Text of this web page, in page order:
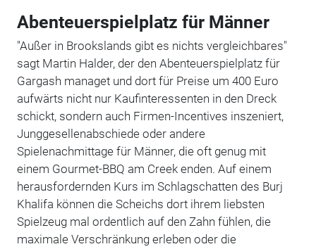
Abenteuerspielplatz für Männer
"Außer in Brookslands gibt es nichts vergleichbares"
sagt Martin Halder, der den Abenteuerspielplatz für
Gargash managet und dort für Preise um 400 Euro
aufwärts nicht nur Kaufinteressenten in den Dreck
schickt, sondern auch Firmen-Incentives inszeniert,
Junggesellenabschiede oder andere
Spielenachmittage für Männer, die oft genug mit
einem Gourmet-BBQ am Creek enden. Auf einem
herausfordernden Kurs im Schlagschatten des Burj
Khalifa können die Scheichs dort ihrem liebsten
Spielzeug mal ordentlich auf den Zahn fühlen, die
maximale Verschränkung erleben oder die